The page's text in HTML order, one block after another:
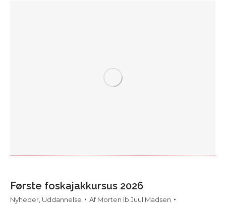
Første foskajakkursus 2026
Nyheder Uddannelse AfMorten Ib Juul Madsen